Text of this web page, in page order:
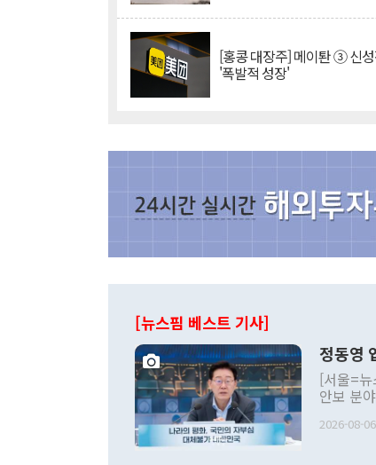
[홍콩 대장주] 메이퇀 ③ 신
'폭발적 성장'
[뉴스핌 베스트 기사]
정동영
[서울=뉴
안보 분
발언 중
2026-08-